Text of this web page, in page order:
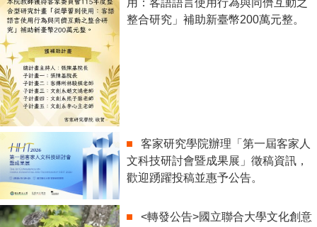
用：客語語言使用行為與同儕互動之
整合研究」補助新臺幣200萬元整。
客家研究學院辦理「第一屆客家人
文科技研討會暨成果展」徵稿資訊，
歡迎踴躍投稿並惠予公告。
<轉發公告>國立聯合大學文化創意